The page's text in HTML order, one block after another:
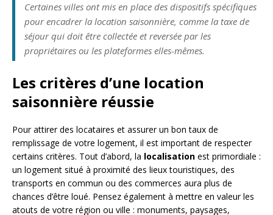
Certaines villes ont mis en place des dispositifs spécifiques
pour encadrer la location saisonnière, comme la taxe de
séjour qui doit être collectée et reversée par les
propriétaires ou les plateformes elles-mêmes.
Les critères d’une location
saisonnière réussie
Pour attirer des locataires et assurer un bon taux de
remplissage de votre logement, il est important de respecter
certains critères. Tout d’abord, la localisation est primordiale :
un logement situé à proximité des lieux touristiques, des
transports en commun ou des commerces aura plus de
chances d’être loué. Pensez également à mettre en valeur les
atouts de votre région ou ville : monuments, paysages,